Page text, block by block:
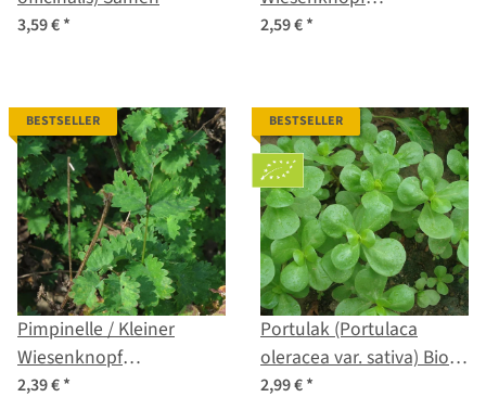
3,59 €*
(Sanguisorba minor) Bio
2,59 €*
BESTSELLER
Pimpinelle / Kleiner
Wiesenknopf
(Sanguisorba minor)
2,39 €*
BESTSELLER
Portulak (Portulaca
oleracea var. sativa) Bio
Saatgut
2,99 €*